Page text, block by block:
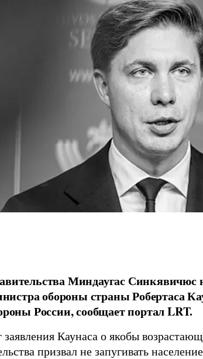
Миндаугас Синкявичюс
обороны страны Робертаса
России, сообщает портал LRT.
Каунаса о якобы
призвал не запугивать